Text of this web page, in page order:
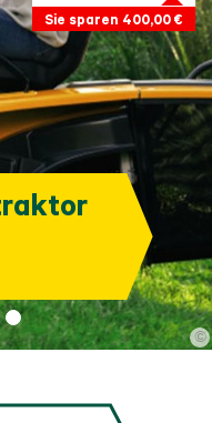
©
Sie sparen 400,00 €